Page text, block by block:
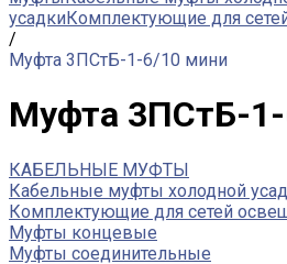
усадкиКомплектующие для
/
Муфта 3ПСтБ-1-6/10 мини
Муфта 3ПСтБ-
КАБЕЛЬНЫЕ МУФТЫ
Кабельные муфты холодной
Комплектующие для сетей
Муфты концевые
Муфты соединительные